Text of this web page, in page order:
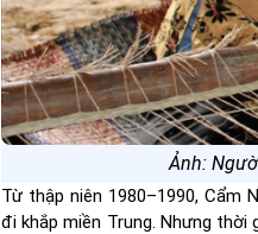
Ảnh:
Từ thập niên 1980–1990, Cẩm
đi khắp miền Trung. Nhưng thời